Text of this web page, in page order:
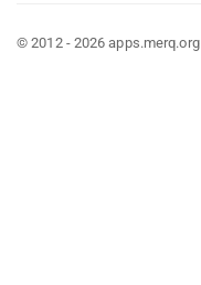
© 2012 - 2026 apps.merq.org